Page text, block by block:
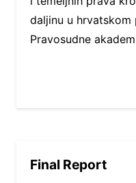
daljinu u hrvatskom
Pravosudne
Final Report